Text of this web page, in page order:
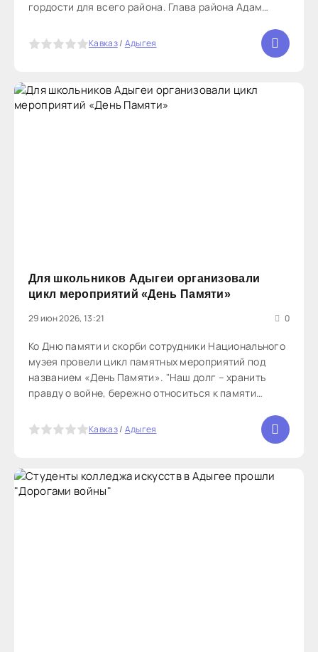
гордости для всего района. Глава района Адам
престижных соревнований, чтобы выразить им
Кавказ/ Адыгея
Для школьников Адыгеи организовали
цикл мероприятий «День Памяти»
29 июн 2026, 13:21
0
Ко Дню памяти и скорби сотрудники Национального
музея провели цикл памятных мероприятий под
названием «День Памяти». "Наш долг – хранить
правду о войне, бережно относиться к памяти
- отметил глава Адыгеи Мурат Кумпилов. В рамках
Кавказ/ Адыгея